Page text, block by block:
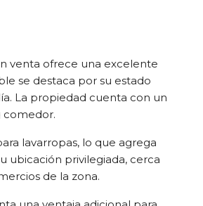
venta ofrece una excelente
se destaca por su estado
La propiedad cuenta con un
comedor.
lavarropas, lo que agrega
ubicación privilegiada, cerca
de la zona.